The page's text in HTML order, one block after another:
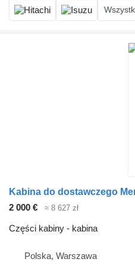
Kabina do dostawczego
2 000 €
≈ 8 627 zł
Części kabiny - kabina
Polska, Warszawa